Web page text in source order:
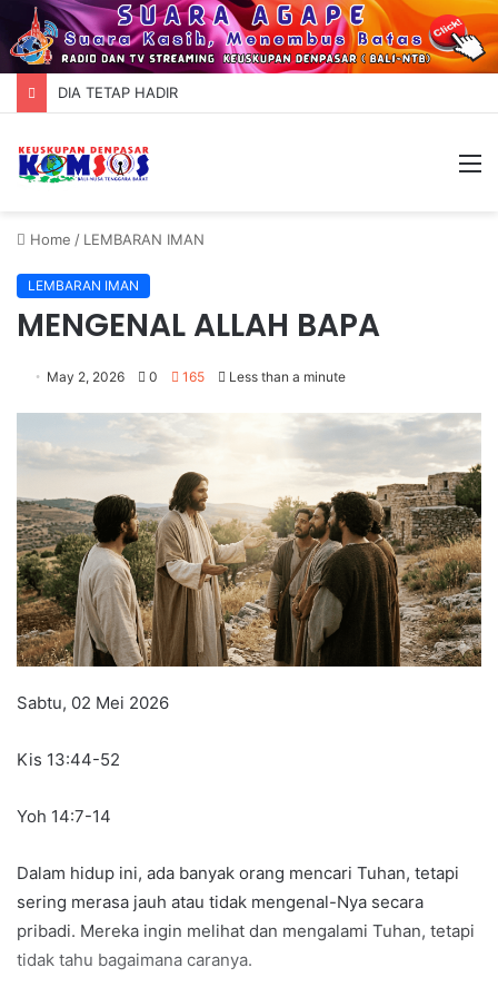
DIA TETAP HADIR
Home / LEMBARAN IMAN
LEMBARAN IMAN
MENGENAL ALLAH BAPA
May 2, 2026 0 165 Less than a minute
Sabtu, 02 Mei 2026
Kis 13:44-52
Yoh 14:7-14
Dalam hidup ini, ada banyak orang mencari Tuhan, tetapi
sering merasa jauh atau tidak mengenal-Nya secara
pribadi. Mereka ingin melihat dan mengalami Tuhan, tetapi
tidak tahu bagaimana caranya.